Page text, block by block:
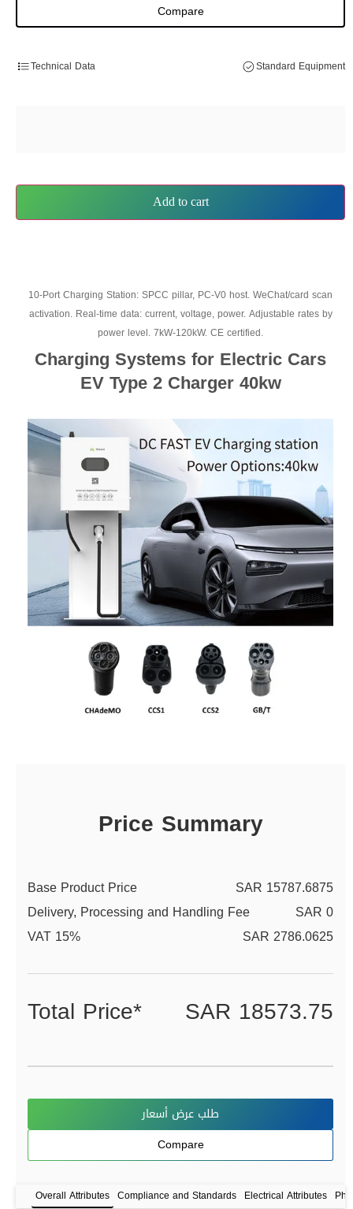
Compare
Technical Data Standard Equipment
Add to cart
10-Port Charging Station: SPCC pillar, PC-V0 host. WeChat/card scan
activation. Real-time data: current, voltage, power. Adjustable rates by
power level. 7kW-120kW. CE certified.
Charging Systems for Electric Cars
EV Type 2 Charger 40kw
Price Summary
Base Product Price
SAR 15787.6875
Delivery, Processing and Handling Fee
SAR 0
VAT 15%
SAR 2786.0625
Total Price* SAR 18573.75
طلب عرض أسعار
Compare
Overall Attributes Compliance and Standards Electrical Attributes